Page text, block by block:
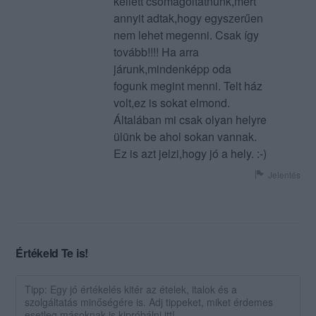
annyit adtak,hogy egyszerűen
nem lehet megenni. Csak így
tovább!!!! Ha arra
járunk,mindenképp oda
fogunk megint menni. Telt ház
volt,ez is sokat elmond.
Általában mi csak olyan helyre
ülünk be ahol sokan vannak.
Ez is azt jelzi,hogy jó a hely. :-)
Jelentés
Értékeld Te is!